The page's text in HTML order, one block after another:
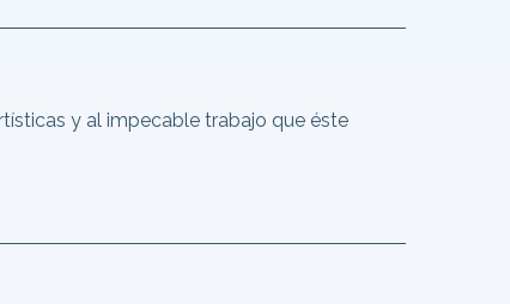
y al impecable trabajo que éste